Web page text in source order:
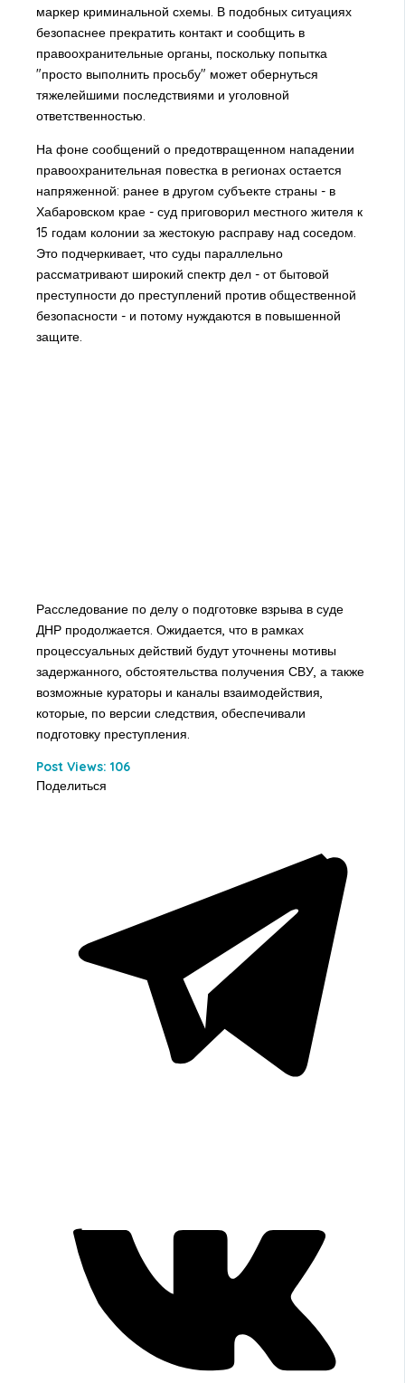
маркер криминальной схемы. В подобных ситуациях
безопаснее прекратить контакт и сообщить в
правоохранительные органы, поскольку попытка
"просто выполнить просьбу" может обернуться
тяжелейшими последствиями и уголовной
ответственностью.
На фоне сообщений о предотвращенном нападении
правоохранительная повестка в регионах остается
напряженной: ранее в другом субъекте страны - в
Хабаровском крае - суд приговорил местного жителя к
15 годам колонии за жестокую расправу над соседом.
Это подчеркивает, что суды параллельно
рассматривают широкий спектр дел - от бытовой
преступности до преступлений против общественной
безопасности - и потому нуждаются в повышенной
защите.
Расследование по делу о подготовке взрыва в суде
ДНР продолжается. Ожидается, что в рамках
процессуальных действий будут уточнены мотивы
задержанного, обстоятельства получения СВУ, а также
возможные кураторы и каналы взаимодействия,
которые, по версии следствия, обеспечивали
подготовку преступления.
Post Views: 106
Поделиться